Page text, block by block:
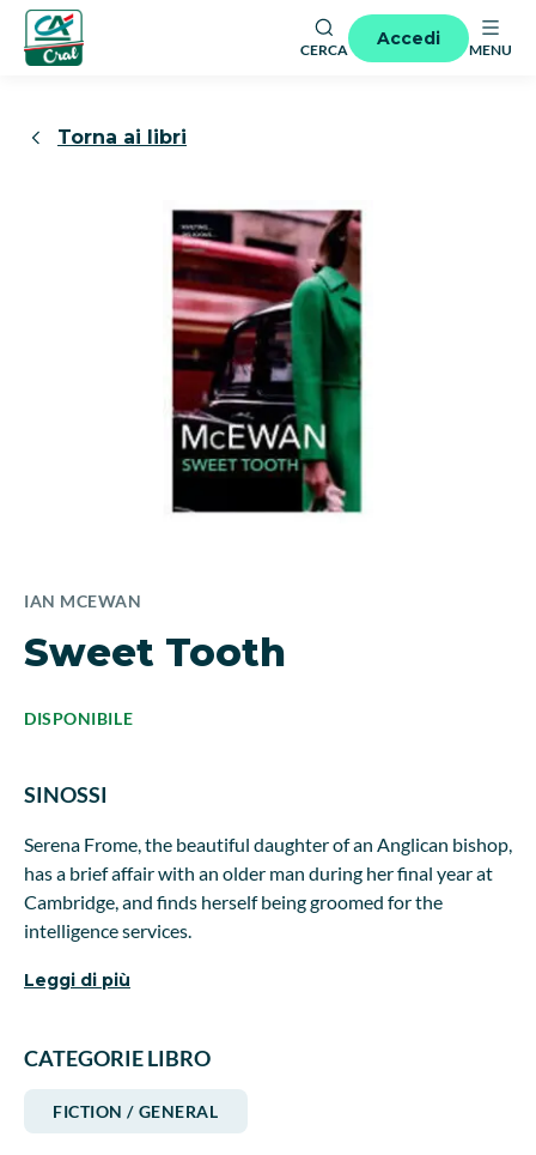
CERCA
Accedi
MENU
Torna ai libri
IAN MCEWAN
Sweet Tooth
DISPONIBILE
SINOSSI
Serena Frome, the beautiful daughter of an Anglican bishop,
has a brief affair with an older man during her final year at
Cambridge, and finds herself being groomed for the
intelligence services.
Leggi di più
CATEGORIE LIBRO
FICTION / GENERAL